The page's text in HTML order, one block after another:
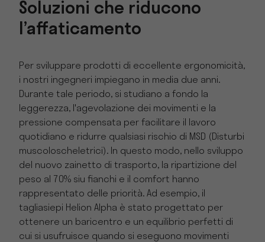
Soluzioni che riducono
l’affaticamento
Per sviluppare prodotti di eccellente ergonomicità,
i nostri ingegneri impiegano in media due anni.
Durante tale periodo, si studiano a fondo la
leggerezza, l'agevolazione dei movimenti e la
pressione compensata per facilitare il lavoro
quotidiano e ridurre qualsiasi rischio di MSD (Disturbi
muscoloscheletrici). In questo modo, nello sviluppo
del nuovo zainetto di trasporto, la ripartizione del
peso al 70% siu fianchi e il comfort hanno
rappresentato delle priorità. Ad esempio, il
tagliasiepi Helion Alpha è stato progettato per
ottenere un baricentro e un equilibrio perfetti di
cui si usufruisce quando si eseguono movimenti